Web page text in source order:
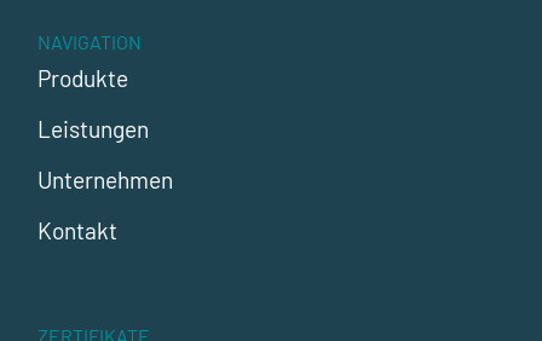
NAVIGATION
Produkte
Leistungen
Unternehmen
Kontakt
ZERTIFIKATE